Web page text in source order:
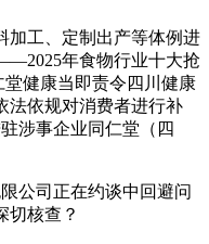
工、定制出产等体例进
年食物行业十大抢
健康当即责令四川健康
法依规对消费者进行补
涉事企业同仁堂（四
公司正在约谈中回避问
切核查？